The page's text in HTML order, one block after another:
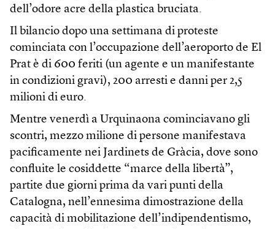
dell’odore acre della plastica bruciata.
Il bilancio dopo una settimana di proteste
cominciata con l’occupazione dell’aeroporto de El
Prat è di 600 feriti (un agente e un manifestante
in condizioni gravi), 200 arresti e danni per 2,5
milioni di euro.
Mentre venerdì a Urquinaona cominciavano gli
scontri, mezzo milione di persone manifestava
pacificamente nei Jardinets de Gràcia, dove sono
confluite le cosiddette “marce della libertà”,
partite due giorni prima da vari punti della
Catalogna, nell’ennesima dimostrazione della
capacità di mobilitazione dell’indipendentismo,